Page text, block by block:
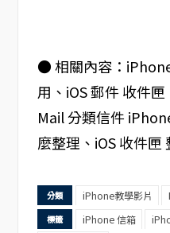
● 相關內容：
用、iOS 郵件 收件
Mail 分類信件
麼整理、iOS 收件匣
分類 iPhone教學影片
標籤 iPhone 信箱